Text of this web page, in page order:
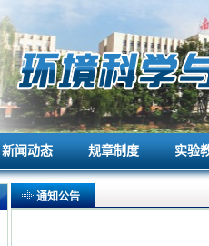
新闻动态
新闻动态
规章制度
规章制度
实验
实验
通知公告